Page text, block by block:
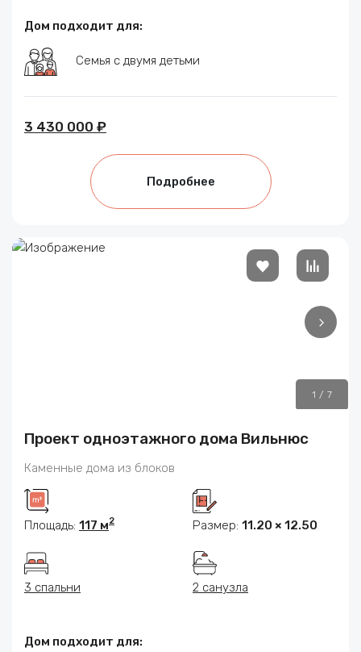
Дом подходит для:
Семья с двумя детьми
3 430 000 ₽
Подробнее
1 / 7
Проект одноэтажного дома Вильнюс
Каменные дома из блоков
Площадь: 117 м2 Размер: 11.20 × 12.50
3 спальни 2 санузла
Дом подходит для: